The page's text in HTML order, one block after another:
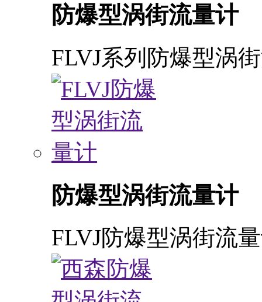
防爆型涡街流量计
FLVJ系列防爆型涡
防爆型涡街流量计
FLVJ防爆型涡街流